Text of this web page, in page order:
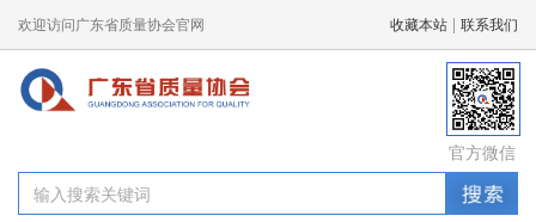
欢迎访问广东省质量协会官网 收藏本站 联系我们
官方微信